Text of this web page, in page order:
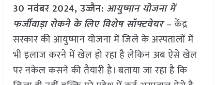
30 नवंबर 2024, उज्जैन: आयुष्मान योजना में
फर्जीवाड़ा रोकने के लिए विशेष सॉफ्टवेयर –केंद्र
सरकार की आयुष्मान योजना में जिले के अस्पतालों में
भी इलाज करने में खेल हो रहा है लेकिन अब ऐसे खेल
पर नकेल कसने की तैयारी है। बताया जा रहा है कि